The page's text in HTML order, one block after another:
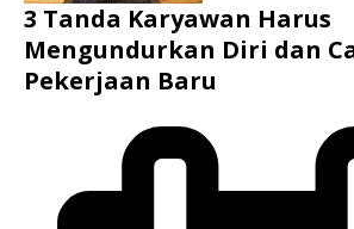
3 Tanda Karyawan Harus
Mengundurkan Diri dan
Pekerjaan Baru